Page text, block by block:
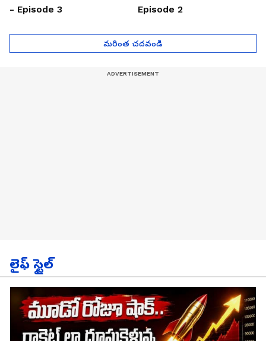
- Episode 3
Episode 2
మరింత చదవండి
లైఫ్ స్టైల్